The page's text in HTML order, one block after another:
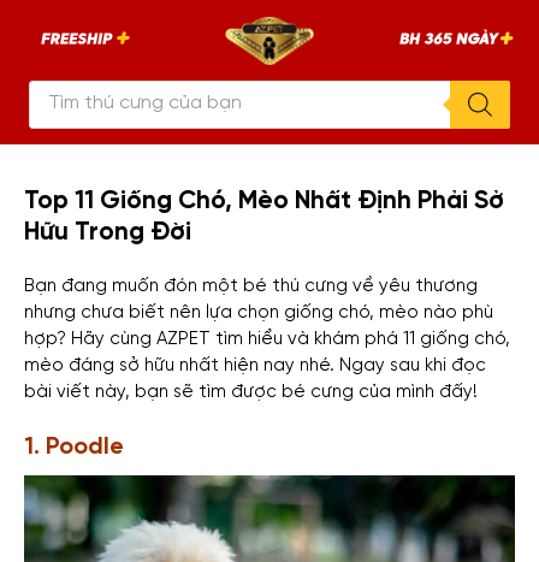
AZPET
–
An
Đón
Pet
Tìm
kiếm
phẩm
Top 11 Giống Chó, Mèo Nhất Định Phải Sở
Hữu Trong Đời
Bạn đang muốn đón một bé thú cưng về yêu thương
nhưng chưa biết nên lựa chọn giống chó, mèo nào phù
hợp? Hãy cùng AZPET tìm hiểu và khám phá 11 giống chó,
mèo đáng sở hữu nhất hiện nay nhé. Ngay sau khi đọc
bài viết này, bạn sẽ tìm được bé cưng của mình đấy!
1. Poodle